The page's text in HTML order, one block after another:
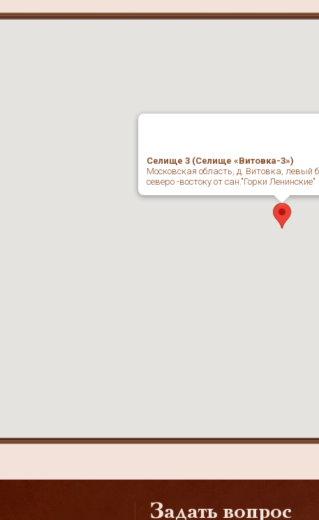
Селище 3 (Селище «Витовка-3»)
Московская область, д. Витовка, левый
северо -востоку от сан."Горки Ленинские"
Задать вопрос